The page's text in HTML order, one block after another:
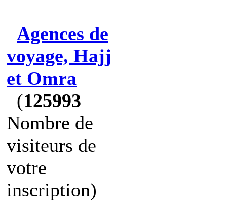
Agences de
voyage, Hajj
et Omra
(125993
Nombre de
visiteurs de
votre
inscription)